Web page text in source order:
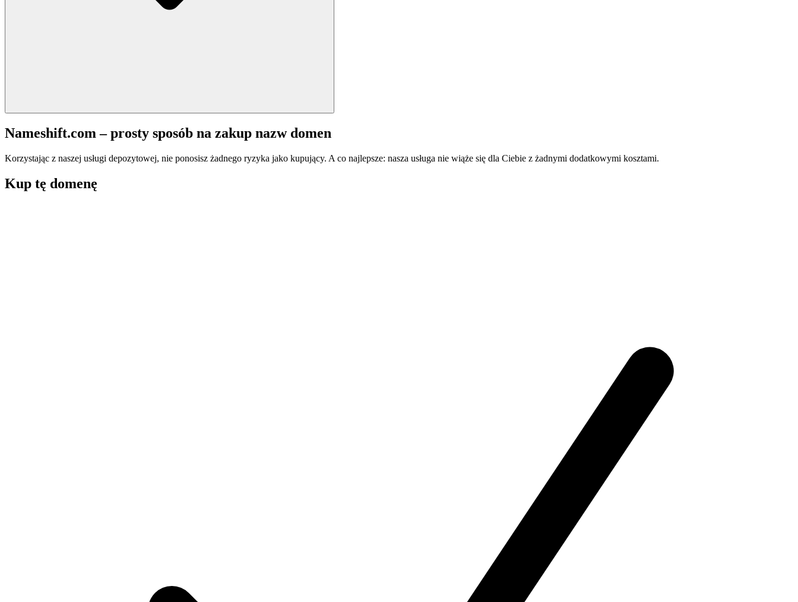
Nameshift.com – prosty sposób na zakup nazw domen
Korzystając z naszej usługi depozytowej, nie ponosisz żadnego ryzyka jako kupujący. A co najlepsze: nasza usługa nie wiąże się dla Ciebie z żadnymi dodatkowymi kosztami.
Kup tę domenę